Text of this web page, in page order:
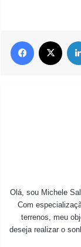
Facebook
Olá, sou Michele
Com
terrenos, meu
deseja realizar o